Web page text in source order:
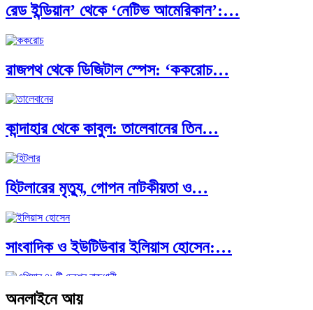
পূর্ব ইউরোপ বনাম তুরস্ক: শত…
পৃথিবীতে বর্তমানে মোট দেশের সংখ্যা…
এশিয়ান সেঞ্চুরির দ্বৈরথ: চীন-ভারতের বৈশ্বিক…
রেড ইন্ডিয়ান’ থেকে ‘নেটিভ আমেরিকান’:…
রাজপথ থেকে ডিজিটাল স্পেস: ‘ককরোচ…
কান্দাহার থেকে কাবুল: তালেবানের তিন…
হিটলারের মৃত্যু, গোপন নাটকীয়তা ও…
সাংবাদিক ও ইউটিউবার ইলিয়াস হোসেন:…
আন্তর্জাতিক প্রতিবেদন: এশিয়া মহাদেশের ৪৯টি…
অনলাইনে আয়